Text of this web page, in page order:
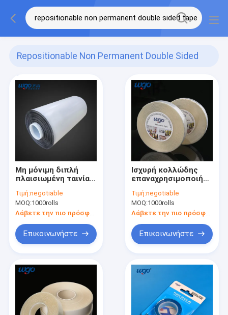
Repositionable Non Permanent Double Sided
Tape
Μη μόνιμη διπλή
πλαισιωμένη ταινία
την αφίσα 500mm
ευρέως
Τιμή:negotiable
MOQ:1000rolls
Λάβετε την πιο πρόσφατη τιμή
Επικοινωνήστε
Ισχυρή κολλώδης
επαναχρησιμοποιήσιμη
που χαρακτηρίζει τη
διπλή πλαισιωμένη
ταινία
επαναχρησιμοποιήσιμη
Τιμή:negotiable
MOQ:1000rolls
Επικοινωνήστε